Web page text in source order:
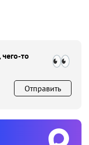
то
Отправить